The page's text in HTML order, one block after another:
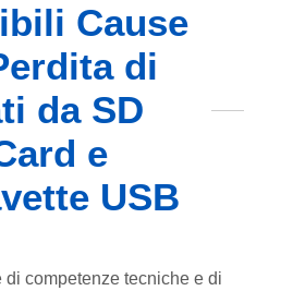
Cause
di
da SD
e
USB
di competenze tecniche e di